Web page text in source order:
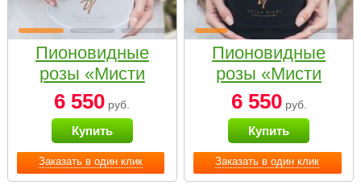
Заказать в один клик
Пионовидные
розы «Мисти
бабблс» в белой
коробке Small
6 550 руб.
Купить
Заказать в один клик
Пионовидные
розы «Мисти
бабблс» в
черной коробке
Small
6 550руб.
Купить